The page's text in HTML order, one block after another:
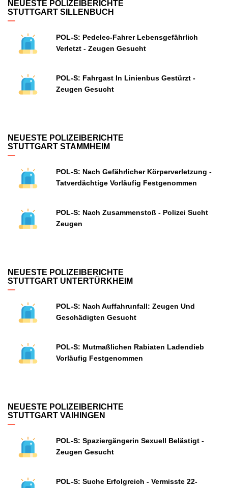
NEUESTE POLIZEIBERICHTE
STUTTGART SILLENBUCH
POL-S: Pedelec-Fahrer Lebensgefährlich
Verletzt - Zeugen Gesucht
POL-S: Fahrgast In Linienbus Gestürzt -
Zeugen Gesucht
NEUESTE POLIZEIBERICHTE
STUTTGART STAMMHEIM
POL-S: Nach Gefährlicher Körperverletzung -
Tatverdächtige Vorläufig Festgenommen
POL-S: Nach Zusammenstoß - Polizei Sucht
Zeugen
NEUESTE POLIZEIBERICHTE
STUTTGART UNTERTÜRKHEIM
POL-S: Nach Auffahrunfall: Zeugen Und
Geschädigten Gesucht
POL-S: Mutmaßlichen Rabiaten Ladendieb
Vorläufig Festgenommen
NEUESTE POLIZEIBERICHTE
STUTTGART VAIHINGEN
POL-S: Spaziergängerin Sexuell Belästigt -
Zeugen Gesucht
POL-S: Suche Erfolgreich - Vermisste 22-